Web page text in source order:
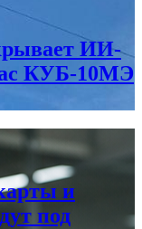
ИИ-
КУБ-10МЭ
и
под